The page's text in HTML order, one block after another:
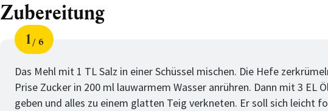
Zubereitung
Schritt
1
von
6
Das Mehl mit 1 TL Salz in einer Schüssel mischen. Die Hefe
Prise Zucker in 200 ml lauwarmem Wasser anrühren. Dann mit 3 EL
geben und alles zu einem glatten Teig verkneten. Er soll sich leicht